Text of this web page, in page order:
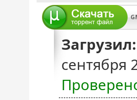
Загрузил:
сентября